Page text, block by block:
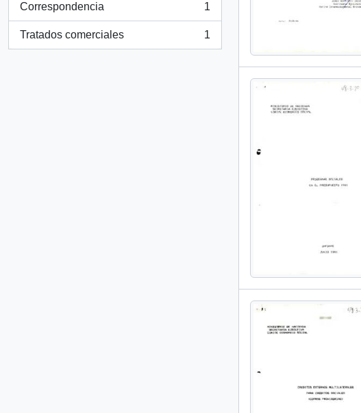
Correspondencia
, 1 resultados
1
Tratados comerciales
, 1 resultados
1